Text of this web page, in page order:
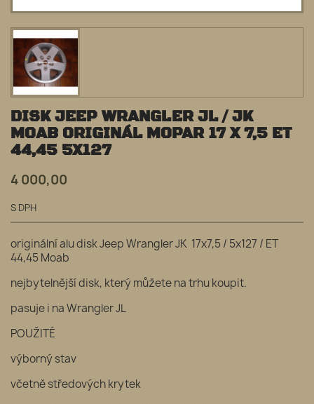
DISK JEEP WRANGLER JL / JK
MOAB ORIGINÁL MOPAR 17 X 7,5 ET
44,45 5X127
4 000,00
S DPH
originální alu disk Jeep Wrangler JK 17x7,5 / 5x127 / ET
44,45 Moab
nejbytelnější disk, který můžete na trhu koupit.
pasuje i na Wrangler JL
POUŽITÉ
výborný stav
včetně středových krytek